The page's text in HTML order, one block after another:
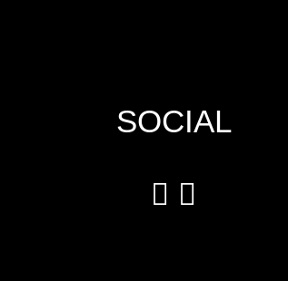
SOCIAL